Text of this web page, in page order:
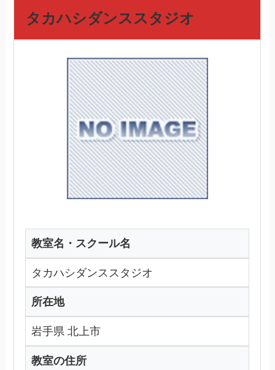
タカハシダンススタジオ
教室名・スクール名
タカハシダンススタジオ
所在地
岩手県 北上市
教室の住所